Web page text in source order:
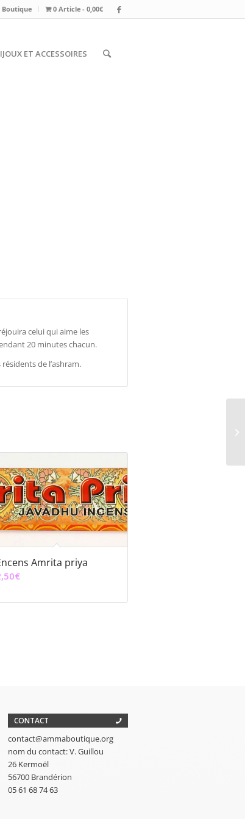
Boutique 0 Article 0,00€
ET ACCESSOIRES
celui qui aime les
20 minutes chacun.
de l’ashram.
Amrita priya
€
CONTACT
contact@ammaboutique.org
nom du contact: V. Guillou
26 Kermoël
56700 Brandérion
05 61 68 74 63